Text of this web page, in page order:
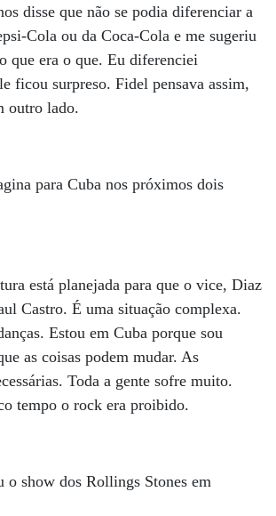
disse que não se podia diferenciar a
Cola ou da Coca-Cola e me sugeriu
que era o que. Eu diferenciei
ficou surpreso. Fidel pensava assim,
outro lado.
para Cuba nos próximos dois
está planejada para que o vice, Diaz
Castro. É uma situação complexa.
Estou em Cuba porque sou
as coisas podem mudar. As
Toda a gente sofre muito.
tempo o rock era proibido.
o show dos Rollings Stones em